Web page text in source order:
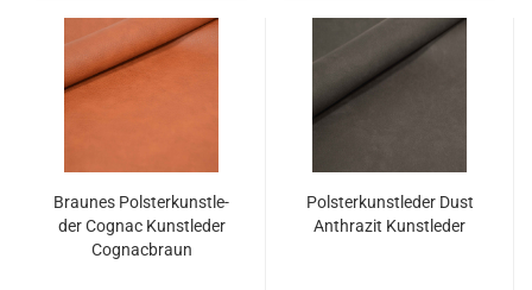
Brau­nes Pols­ter­kunst­le­
der Co­gnac Kunst­le­der
Co­gnacbraun
Pols­ter­kunst­le­der Dust
An­thra­zit Kunst­le­der